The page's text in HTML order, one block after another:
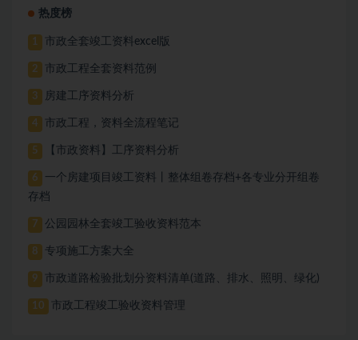
热度榜
1 市政全套竣工资料excel版
2 市政工程全套资料范例
3 房建工序资料分析
4 市政工程，资料全流程笔记
5 【市政资料】工序资料分析
6
一个房建项目竣工资料丨整体组卷存档+各专业分开组卷
存档
7 公园园林全套竣工验收资料范本
8 专项施工方案大全
9 市政道路检验批划分资料清单(道路、排水、照明、绿化)
10 市政工程竣工验收资料管理